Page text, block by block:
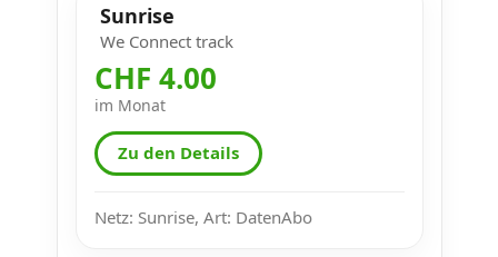
Sunrise
We Connect track
CHF 4.00
im Monat
Zu den Details
Netz: Sunrise, Art: DatenAbo